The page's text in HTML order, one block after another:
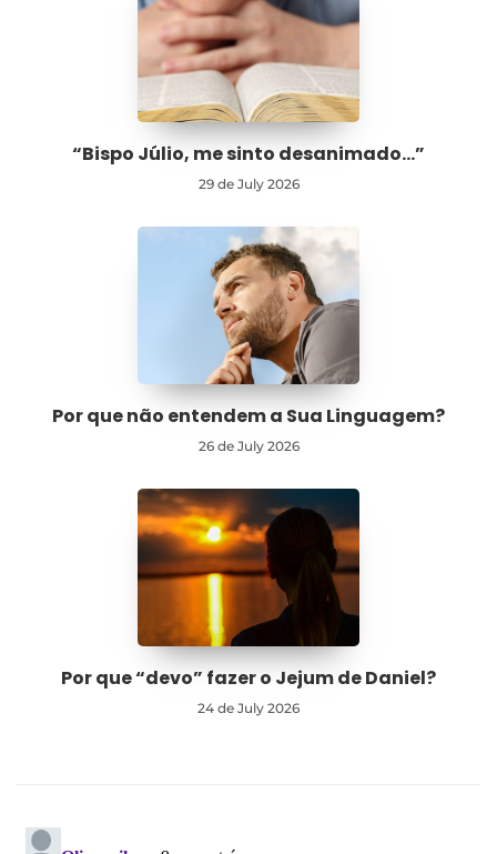
“Bispo Júlio, me sinto desanimado…”
29 de July 2026
Por que não entendem a Sua Linguagem?
26 de July 2026
Por que “devo” fazer o Jejum de Daniel?
24 de July 2026